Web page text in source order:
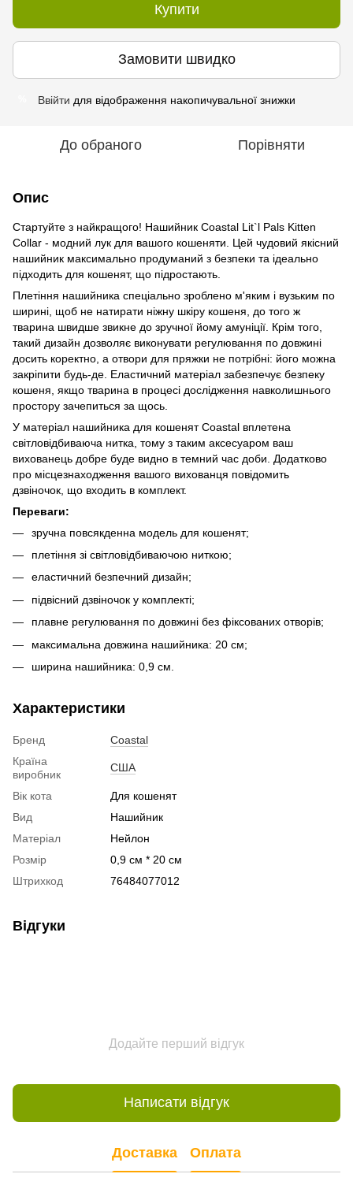
Купити
Замовити швидко
Ввійти для відображення накопичувальної знижки
До обраного Порівняти
Опис
Стартуйте з найкращого! Нашийник Coastal Lit`l Pals Kitten
Collar - модний лук для вашого кошеняти. Цей чудовий якісний
нашийник максимально продуманий з безпеки та ідеально
підходить для кошенят, що підростають.
Плетіння нашийника спеціально зроблено м'яким і вузьким по
ширині, щоб не натирати ніжну шкіру кошеня, до того ж
тварина швидше звикне до зручної йому амуніції. Крім того,
такий дизайн дозволяє виконувати регулювання по довжині
досить коректно, а отвори для пряжки не потрібні: його можна
закріпити будь-де. Еластичний матеріал забезпечує безпеку
кошеня, якщо тварина в процесі дослідження навколишнього
простору зачепиться за щось.
У матеріал нашийника для кошенят Coastal вплетена
світловідбиваюча нитка, тому з таким аксесуаром ваш
вихованець добре буде видно в темний час доби. Додатково
про місцезнаходження вашого вихованця повідомить
дзвіночок, що входить в комплект.
Переваги:
зручна повсякденна модель для кошенят;
плетіння зі світловідбиваючою ниткою;
еластичний безпечний дизайн;
підвісний дзвіночок у комплекті;
плавне регулювання по довжині без фіксованих отворів;
максимальна довжина нашийника: 20 см;
ширина нашийника: 0,9 см.
Характеристики
Бренд
Coastal
Країна
виробник
США
Вік кота
Для кошенят
Вид
Нашийник
Матеріал
Нейлон
Розмір
0,9 см * 20 см
Штрихкод
76484077012
Відгуки
Додайте перший відгук
Написати відгук
Доставка Оплата